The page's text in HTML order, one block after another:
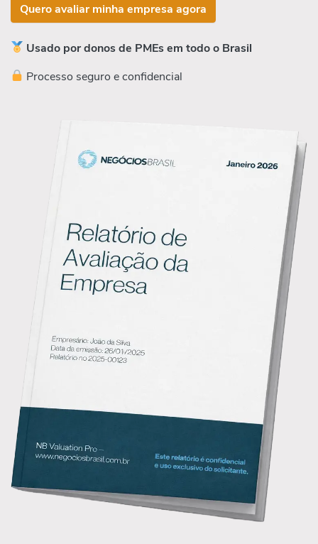
Quero avaliar minha empresa agora
Usado por donos de PMEs em todo o Brasil
Processo seguro e confidencial